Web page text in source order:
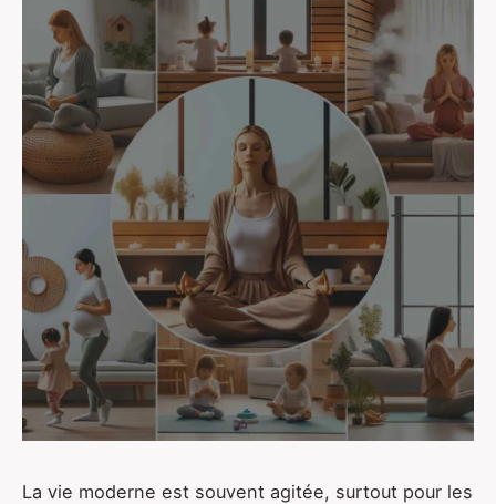
La vie moderne est souvent agitée, surtout pour les